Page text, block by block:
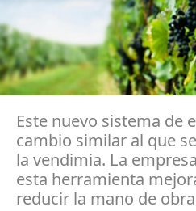
Este nuevo sistema de
cambio similar al que
la vendimia. La
esta herramienta
reducir la mano de